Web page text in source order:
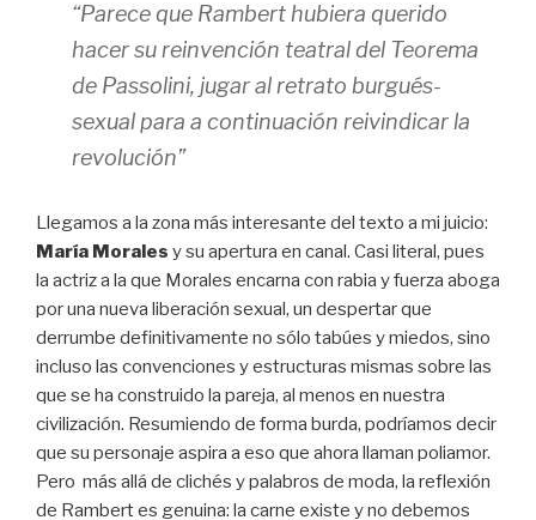
“Parece que Rambert hubiera querido
hacer su reinvención teatral del Teorema
de Passolini, jugar al retrato burgués-
sexual para a continuación reivindicar la
revolución”
Llegamos a la zona más interesante del texto a mi juicio:
María Morales y su apertura en canal. Casi literal, pues
la actriz a la que Morales encarna con rabia y fuerza aboga
por una nueva liberación sexual, un despertar que
derrumbe definitivamente no sólo tabúes y miedos, sino
incluso las convenciones y estructuras mismas sobre las
que se ha construido la pareja, al menos en nuestra
civilización. Resumiendo de forma burda, podríamos decir
que su personaje aspira a eso que ahora llaman poliamor.
Pero más allá de clichés y palabros de moda, la reflexión
de Rambert es genuina: la carne existe y no debemos